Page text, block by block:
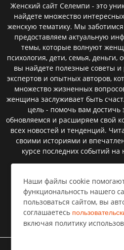
Женский сайт Селемпи - это
найдете множество
женскую тематику. Мы
предоставляем актуальную
темы, которые волнуют
психология, дети, семья, деньги,
вы найдете полезные советы
экспертов и опытных авторов,
множество жизненных
женщина заслуживает быть
цель - помочь вам достичь
обновляемся и расширяем свой
всех новостей и тенденций.
своими историями и
курсе последних событий
Пользовательское
Политика
Наши файлы cookie
функциональность нашего
пользоваться сайтом, вы
соглашаетесь
включая политику